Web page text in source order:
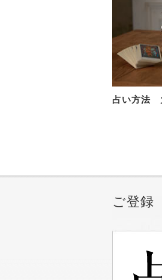
占い方法
ご登録